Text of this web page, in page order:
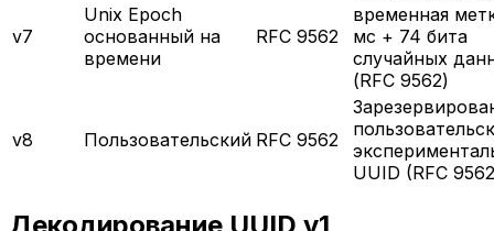
v7
Unix Epoch
основанный на
времени
RFC 9562
временная
мс + 74 бита
случайных
(RFC 9562)
v8 Пользовательский RFC 9562
UUID (RFC